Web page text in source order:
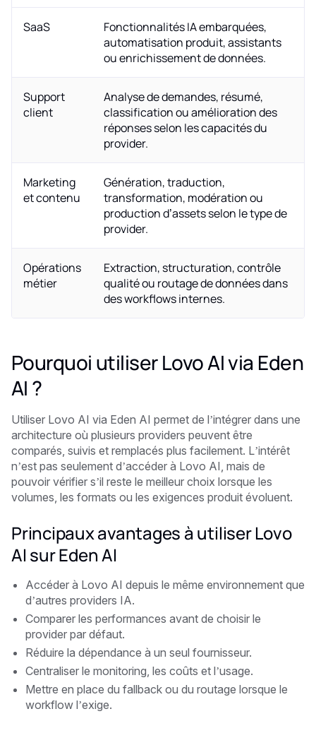
SaaS
Fonctionnalités IA embarquées,
automatisation produit, assistants
ou enrichissement de données.
Support
client
Analyse de demandes, résumé,
classification ou amélioration des
réponses selon les capacités du
provider.
Marketing
et contenu
Génération, traduction,
transformation, modération ou
production d’assets selon le type de
provider.
Opérations
métier
Extraction, structuration, contrôle
qualité ou routage de données dans
des workflows internes.
Pourquoi utiliser Lovo AI via Eden
AI ?
Utiliser Lovo AI via Eden AI permet de l’intégrer dans une
architecture où plusieurs providers peuvent être
comparés, suivis et remplacés plus facilement. L’intérêt
n’est pas seulement d’accéder à Lovo AI, mais de
pouvoir vérifier s’il reste le meilleur choix lorsque les
volumes, les formats ou les exigences produit évoluent.
Principaux avantages à utiliser Lovo
AI sur Eden AI
Accéder à Lovo AI depuis le même environnement que
d’autres providers IA.
Comparer les performances avant de choisir le
provider par défaut.
Réduire la dépendance à un seul fournisseur.
Centraliser le monitoring, les coûts et l’usage.
Mettre en place du fallback ou du routage lorsque le
workflow l’exige.